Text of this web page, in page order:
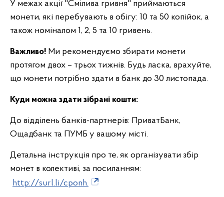
У межах акції "Смілива гривня" приймаються
монети, які перебувають в обігу: 10 та 50 копійок, а
також номіналом 1, 2, 5 та 10 гривень.
Важливо! Ми рекомендуємо збирати монети
протягом двох – трьох тижнів. Будь ласка, врахуйте,
що монети потрібно здати в банк до 30 листопада.
Куди можна здати зібрані кошти:
До відділень банків-партнерів: ПриватБанк,
Ощадбанк та ПУМБ у вашому місті.
Детальна інструкція про те, як організувати збір
монет в колективі, за посиланням:
http://surl.li/cponh.